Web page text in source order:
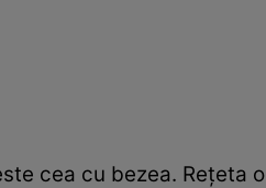
cea cu bezea. Reţeta